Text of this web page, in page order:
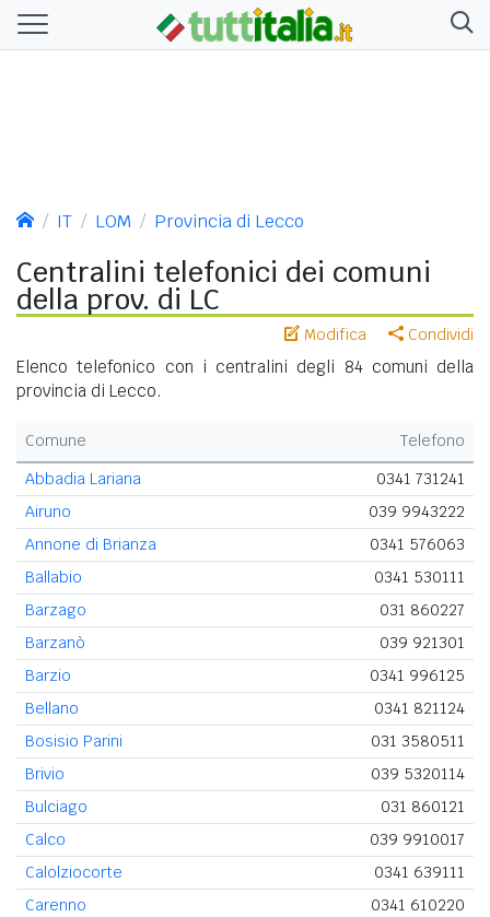
IT LOM Provincia di Lecco
Centralini telefonici dei comuni
della prov. di LC
Modifica Condividi
Elenco telefonico con i centralini degli 84 comuni della
provincia di Lecco.
Comune
Telefono
Abbadia Lariana
0341 731241
Airuno
039 9943222
Annone di Brianza
0341 576063
Ballabio
0341 530111
Barzago
031 860227
Barzanò
039 921301
Barzio
0341 996125
Bellano
0341 821124
Bosisio Parini
031 3580511
Brivio
039 5320114
Bulciago
031 860121
Calco
039 9910017
Calolziocorte
0341 639111
Carenno
0341 610220